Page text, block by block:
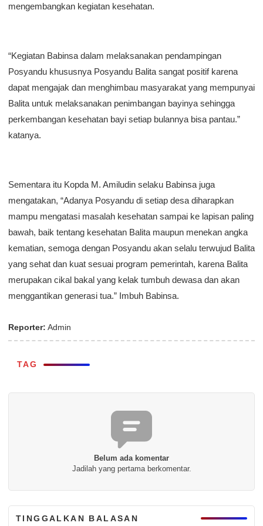
mengembangkan kegiatan kesehatan.
“Kegiatan Babinsa dalam melaksanakan pendampingan
Posyandu khususnya Posyandu Balita sangat positif karena
dapat mengajak dan menghimbau masyarakat yang mempunyai
Balita untuk melaksanakan penimbangan bayinya sehingga
perkembangan kesehatan bayi setiap bulannya bisa pantau.”
katanya.
Sementara itu Kopda M. Amiludin selaku Babinsa juga
mengatakan, “Adanya Posyandu di setiap desa diharapkan
mampu mengatasi masalah kesehatan sampai ke lapisan paling
bawah, baik tentang kesehatan Balita maupun menekan angka
kematian, semoga dengan Posyandu akan selalu terwujud Balita
yang sehat dan kuat sesuai program pemerintah, karena Balita
merupakan cikal bakal yang kelak tumbuh dewasa dan akan
menggantikan generasi tua.” Imbuh Babinsa.
Reporter: Admin
TAG
Belum ada komentar
Jadilah yang pertama berkomentar.
TINGGALKAN BALASAN